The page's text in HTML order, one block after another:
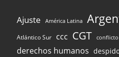
Ajuste América Latina
Atlántico Sur ccc CGT
derechos humanos